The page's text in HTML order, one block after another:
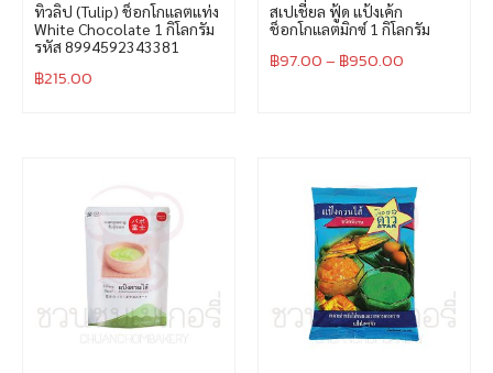
ทิวลิป (Tulip) ช็อกโกแลตแท่ง
White Chocolate 1 กิโลกรัม
รหัส 8994592343381
฿215.00
สเปเชี่ยล ฟู้ด แป้งเค้ก
ช็อกโกแลตมิกซ์ 1 กิโลกรัม
฿97.00– ฿950.00